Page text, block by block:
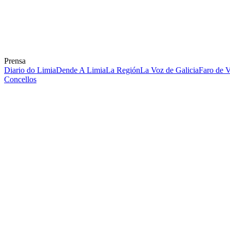
Prensa
Diario do LimiaDende A LimiaLa RegiónLa Voz de GaliciaFaro de
Concellos